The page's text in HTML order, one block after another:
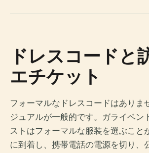
ドレスコードと
エチケット
フォーマルなドレスコードはありま
ジュアルが一般的です。ガライベン
ストはフォーマルな服装を選ぶこと
に到着し、携帯電話の電源を切り、